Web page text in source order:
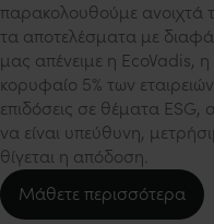
παρακολουθούμε ανοιχτά
τα αποτελέσματα με
μας απένειμε η EcoVadis,
κορυφαίο 5% των
επιδόσεις σε θέματα ESG,
να είναι υπεύθυνη,
θίγεται η απόδοση.
Μάθετε περισσότερα